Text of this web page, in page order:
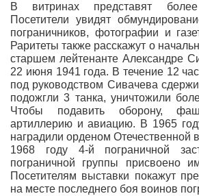
В витринах представят
Посетители увидят
пограничников, фотографии и
Раритеты также расскажут о
старшем лейтенанте Александре
22 июня 1941 года. В течение 12
под руководством Сивачева
подожгли 3 танка, уничтожили
Чтобы подавить оборону,
артиллерию и авиацию. В 1965
наградили орденом Отечественной
1968 году 4-й пограничной
пограничной группы присвоено
Посетителям выставки покажут
на месте последнего боя воинов